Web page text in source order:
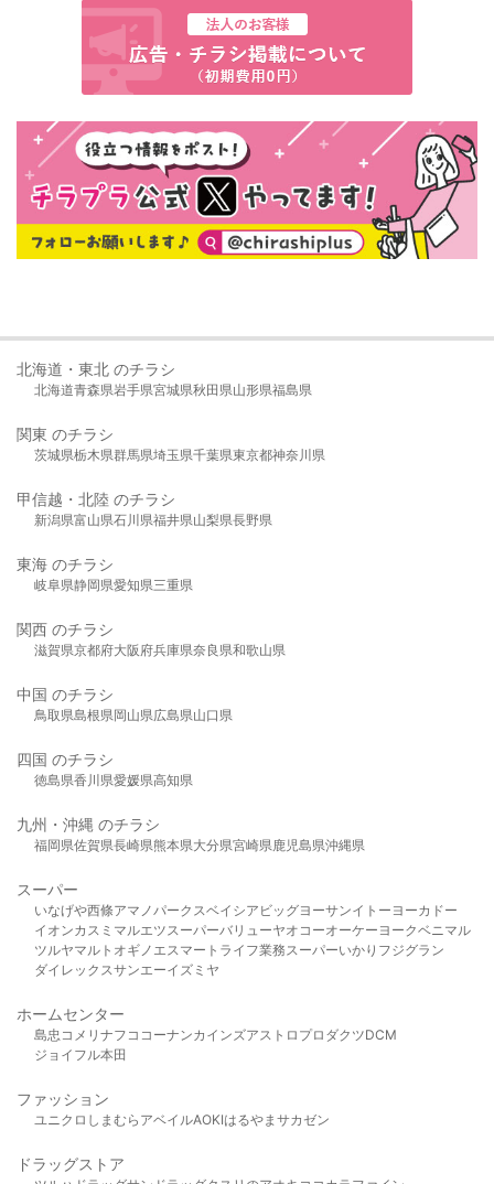
北海道・東北 のチラシ
北海道青森県岩手県宮城県秋田県山形県福島県
関東 のチラシ
茨城県栃木県群馬県埼玉県千葉県東京都神奈川県
甲信越・北陸 のチラシ
新潟県富山県石川県福井県山梨県長野県
東海 のチラシ
岐阜県静岡県愛知県三重県
関西 のチラシ
滋賀県京都府大阪府兵庫県奈良県和歌山県
中国 のチラシ
鳥取県島根県岡山県広島県山口県
四国 のチラシ
徳島県香川県愛媛県高知県
九州・沖縄 のチラシ
福岡県佐賀県長崎県熊本県大分県宮崎県鹿児島県沖縄県
スーパー
いなげや西條アマノパークスベイシア ビッグヨーサンイトーヨーカドー
イオンカスミ マルエツスーパーバリューヤオコーオーケー ヨークベニマル
ツルヤマルト オギノ エスマート ライフ業務スーパーいかり フジグラン
ダイレックスサンエーイズミヤ
ホームセンター
島忠 コメリ ナフコ コーナンカインズアストロプロダクツDCM
ジョイフル本田
ファッション
ユニクロ しまむら アベイルAOKIはるやま サカゼン
ドラッグストア